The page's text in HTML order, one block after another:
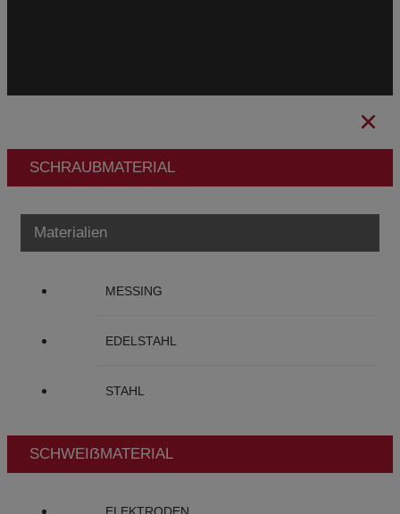
SCHRAUBMATERIAL
Materialien
MESSING
EDELSTAHL
STAHL
SCHWEIẞMATERIAL